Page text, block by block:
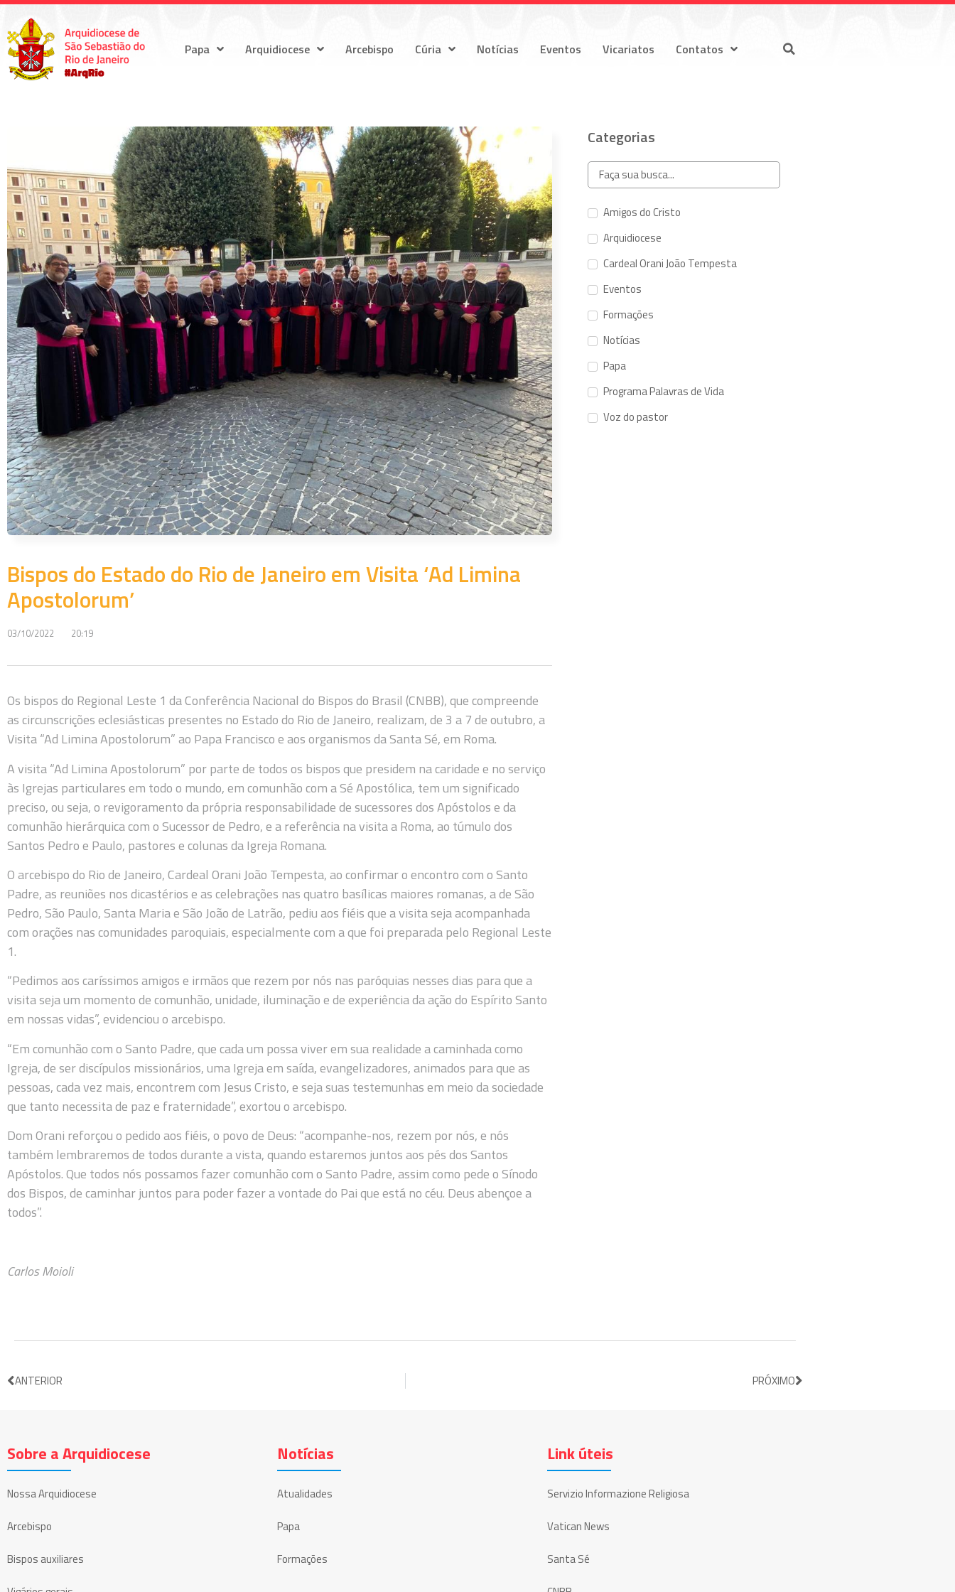
Papa Arquidiocese Arcebispo Cúria Notícias Eventos Vicariatos Contatos
Bispos do Estado do Rio de Janeiro em Visita ‘Ad Limina
Apostolorum’
03/10/2022 20:19
Os bispos do Regional Leste 1 da Conferência Nacional do Bispos do Brasil (CNBB), que compreende
as circunscrições eclesiásticas presentes no Estado do Rio de Janeiro, realizam, de 3 a 7 de outubro, a
Visita “Ad Limina Apostolorum” ao Papa Francisco e aos organismos da Santa Sé, em Roma.
A visita “Ad Limina Apostolorum” por parte de todos os bispos que presidem na caridade e no serviço
às Igrejas particulares em todo o mundo, em comunhão com a Sé Apostólica, tem um significado
preciso, ou seja, o revigoramento da própria responsabilidade de sucessores dos Apóstolos e da
comunhão hierárquica com o Sucessor de Pedro, e a referência na visita a Roma, ao túmulo dos
Santos Pedro e Paulo, pastores e colunas da Igreja Romana.
O arcebispo do Rio de Janeiro, Cardeal Orani João Tempesta, ao confirmar o encontro com o Santo
Padre, as reuniões nos dicastérios e as celebrações nas quatro basílicas maiores romanas, a de São
Pedro, São Paulo, Santa Maria e São João de Latrão, pediu aos fiéis que a visita seja acompanhada
com orações nas comunidades paroquiais, especialmente com a que foi preparada pelo Regional Leste
1.
“Pedimos aos caríssimos amigos e irmãos que rezem por nós nas paróquias nesses dias para que a
visita seja um momento de comunhão, unidade, iluminação e de experiência da ação do Espírito Santo
em nossas vidas”, evidenciou o arcebispo.
“Em comunhão com o Santo Padre, que cada um possa viver em sua realidade a caminhada como
Igreja, de ser discípulos missionários, uma Igreja em saída, evangelizadores, animados para que as
pessoas, cada vez mais, encontrem com Jesus Cristo, e seja suas testemunhas em meio da sociedade
que tanto necessita de paz e fraternidade”, exortou o arcebispo.
Dom Orani reforçou o pedido aos fiéis, o povo de Deus: “acompanhe-nos, rezem por nós, e nós
também lembraremos de todos durante a vista, quando estaremos juntos aos pés dos Santos
Apóstolos. Que todos nós possamos fazer comunhão com o Santo Padre, assim como pede o Sínodo
dos Bispos, de caminhar juntos para poder fazer a vontade do Pai que está no céu. Deus abençoe a
todos”.
Carlos Moioli
Categorias
Amigos do Cristo
Arquidiocese
Cardeal Orani João Tempesta
Eventos
Formações
Notícias
Papa
Programa Palavras de Vida
Voz do pastor
ANTERIOR PRÓXIMO
Sobre a Arquidiocese
Nossa Arquidiocese
Arcebispo
Bispos auxiliares
Notícias
Atualidades
Papa
Formações
Link úteis
Servizio Informazione Religiosa
Vatican News
Santa Sé